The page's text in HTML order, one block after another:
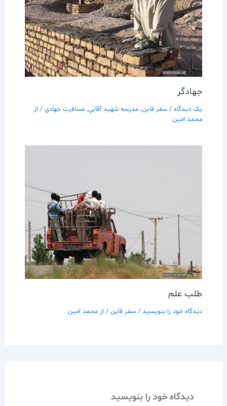
جهادگر
یک دیدگاه / سفر قاين, مدرسه شهيد آقايي, مسافرت جهادي/ از
محمد امین
طلب علم
دیدگاه‌ خود را بنویسید / سفر قاين/ از محمد امین
دیدگاه‌ خود را بنویسید